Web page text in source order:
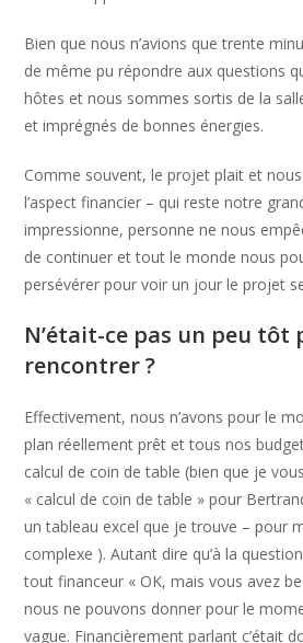
Bien que nous n’avions que trente
de même pu répondre aux questions
hôtes et nous sommes sortis de la
et imprégnés de bonnes énergies.
Comme souvent, le projet plait et
l’aspect financier – qui reste notre
impressionne, personne ne nous
de continuer et tout le monde nous
persévérer pour voir un jour le projet
N’était-ce pas un peu tôt
rencontrer ?
Effectivement, nous n’avons pour le
plan réellement prêt et tous nos
calcul de coin de table (bien que je
« calcul de coin de table » pour
un tableau excel que je trouve – pour
complexe ). Autant dire qu’à la
tout financeur « OK, mais vous avez
nous ne pouvons donner pour le
vague. Financièrement parlant c’était